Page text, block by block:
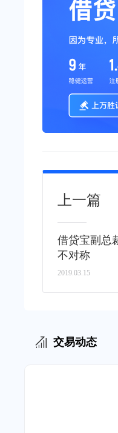
上一篇
借贷宝副总
不对称
2019.03.15
交易动态